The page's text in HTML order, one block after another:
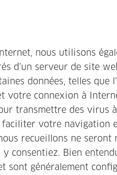
nous utilisons
d’un serveur de site
données, telles que
votre connexion à
transmettre des virus
votre navigation
recueillons ne
y consentiez. Bien
sont généralement